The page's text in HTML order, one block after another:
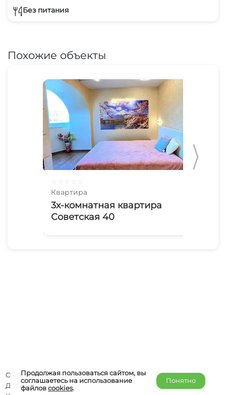
Без питания
Похожие объекты
Квартира
3х-комнатная квартира
Советская 40
Продолжая пользоваться сайтом, вы
соглашаетесь на использование
файловcookies.
Понятно
О компании
Добавить объект